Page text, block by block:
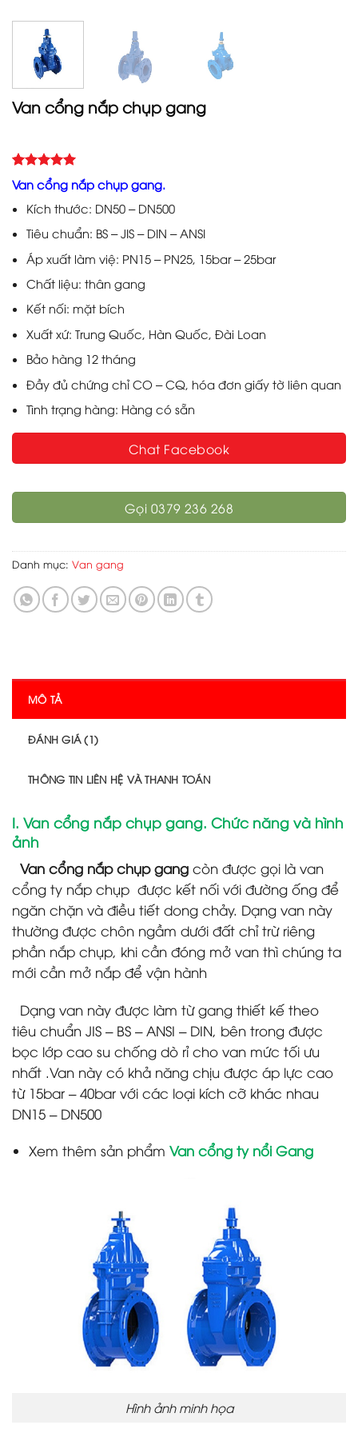
Van cổng nắp chụp gang
5.00
trên 5
dựa trên
1
đánh giá
Van cổng nắp chụp gang.
Kích thước: DN50 – DN500
Tiêu chuẩn: BS – JIS – DIN – ANSI
Áp xuất làm việ: PN15 – PN25, 15bar – 25bar
Chất liệu: thân gang
Kết nối: mặt bích
Xuất xứ: Trung Quốc, Hàn Quốc, Đài Loan
Bảo hàng 12 tháng
Đầy đủ chứng chỉ CO – CQ, hóa đơn giấy tờ liên quan
Tình trạng hàng: Hàng có sẵn
Chat Facebook
Gọi 0379 236 268
Danh mục: Van gang
MÔ TẢ
ĐÁNH GIÁ (1)
THÔNG TIN LIÊN HỆ VÀ THANH TOÁN
I. Van cổng nắp chụp gang. Chức năng và hình
ảnh
Van cổng nắp chụp gang còn được gọi là van
cổng ty nắp chụp được kết nối với đường ống để
ngăn chặn và điều tiết dong chảy. Dạng van này
thường được chôn ngầm dưới đất chỉ trừ riêng
phần nắp chụp, khi cần đóng mở van thì chúng ta
mới cần mở nắp để vận hành
Dạng van này được làm từ gang thiết kế theo
tiêu chuẩn JIS – BS – ANSI – DIN, bên trong được
bọc lớp cao su chống dò rỉ cho van mức tối ưu
nhất .Van này có khả năng chịu được áp lực cao
từ 15bar – 40bar với các loại kích cỡ khác nhau
DN15 – DN500
Xem thêm sản phẩm Van cổng ty nổi Gang
Hình ảnh minh họa